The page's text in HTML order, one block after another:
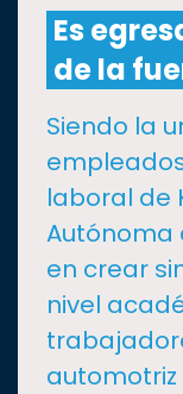
CULTURA
DEPORTES
I+D+IEXPERTOS
SALUD
SUSTENTABILIDAD
Es
de la
Siendo la
laboral de
Autónoma
en crear
nivel